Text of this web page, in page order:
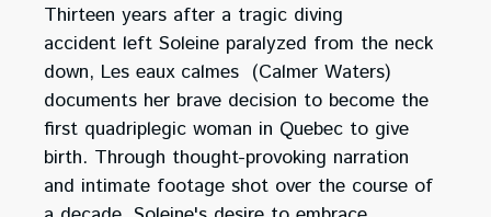
Thirteen years after a tragic diving
accident left Soleine paralyzed from the neck
down, Les eaux calmes (Calmer Waters)
documents her brave decision to become the
first quadriplegic woman in Quebec to give
birth. Through thought-provoking narration
and intimate footage shot over the course of